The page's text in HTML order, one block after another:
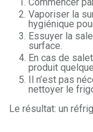
Commencer
Vaporiser la
hygiénique
Essuyer la
surface.
En cas de
produit
Il n’est pas
nettoyer le
Le résultat: un